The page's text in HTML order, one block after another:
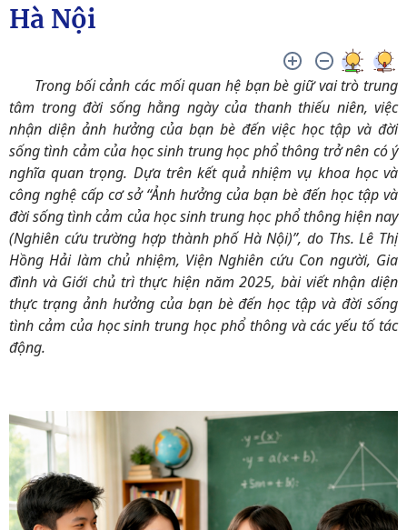
Hà Nội
Trong bối cảnh các mối quan hệ bạn bè giữ vai trò trung
tâm trong đời sống hằng ngày của thanh thiếu niên, việc
nhận diện ảnh hưởng của bạn bè đến việc học tập và đời
sống tình cảm của học sinh trung học phổ thông trở nên có ý
nghĩa quan trọng. Dựa trên kết quả nhiệm vụ khoa học và
công nghệ cấp cơ sở “Ảnh hưởng của bạn bè đến học tập và
đời sống tình cảm của học sinh trung học phổ thông hiện nay
(Nghiên cứu trường hợp thành phố Hà Nội)”, do Ths. Lê Thị
Hồng Hải làm chủ nhiệm, Viện Nghiên cứu Con người, Gia
đình và Giới chủ trì thực hiện năm 2025, bài viết nhận diện
thực trạng ảnh hưởng của bạn bè đến học tập và đời sống
tình cảm của học sinh trung học phổ thông và các yếu tố tác
động.